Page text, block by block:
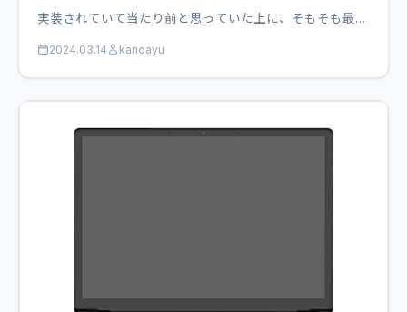
実装されていて当たり前と思っていた上に、そもそも最…
2024.03.14 kanoayu